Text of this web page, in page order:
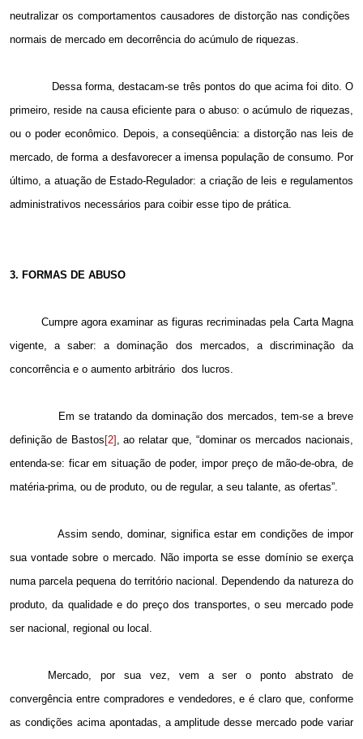
neutralizar os comportamentos causadores de distorção nas condições
normais de mercado em decorrência do acúmulo de riquezas.
Dessa forma, destacam-se três pontos do que acima foi dito. O
primeiro, reside na causa eficiente para o abuso: o acúmulo de riquezas,
ou o poder econômico. Depois, a conseqüência: a distorção nas leis de
mercado, de forma a desfavorecer a imensa população de consumo. Por
último, a atuação de Estado-Regulador: a criação de leis e regulamentos
administrativos necessários para coibir esse tipo de prática.
3. FORMAS DE ABUSO
Cumpre agora examinar as figuras recriminadas pela Carta Magna
vigente, a saber: a dominação dos mercados, a discriminação da
concorrência e o aumento arbitrário dos lucros.
Em se tratando da dominação dos mercados, tem-se a breve
definição de Bastos [2] , ao relatar que, “dominar os mercados nacionais,
entenda-se: ficar em situação de poder, impor preço de mão-de-obra, de
matéria-prima, ou de produto, ou de regular, a seu talante, as ofertas”.
Assim sendo, dominar, significa estar em condições de impor
sua vontade sobre o mercado. Não importa se esse domínio se exerça
numa parcela pequena do território nacional. Dependendo da natureza do
produto, da qualidade e do preço dos transportes, o seu mercado pode
ser nacional, regional ou local.
Mercado, por sua vez, vem a ser o ponto abstrato de
convergência entre compradores e vendedores, e é claro que, conforme
as condições acima apontadas, a amplitude desse mercado pode variar